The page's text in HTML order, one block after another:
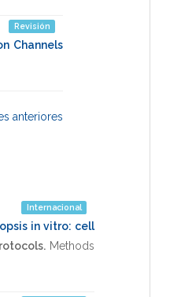
Revisión
Channels
anteriores
Internacional
in vitro: cell
Methods